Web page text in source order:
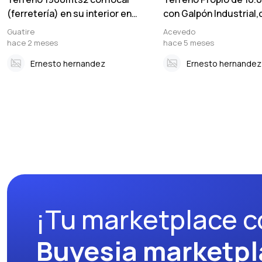
(ferretería) en su interior en
sector las flores guatire
Guatire
hace 2 meses
Ernesto hernandez
con Galpón
Terreno,a 40 minutos
Caracas
Acevedo
hace 5 meses
Ernesto hernandez
¡Tu marketplace
Buyesia